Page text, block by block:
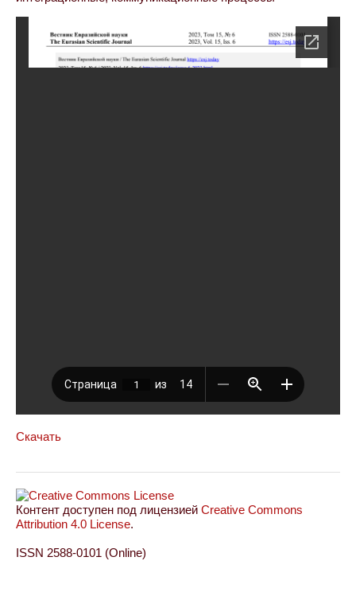
Скачать
Контент доступен под лицензией Creative Commons
Attribution 4.0 License.
ISSN 2588-0101 (Online)